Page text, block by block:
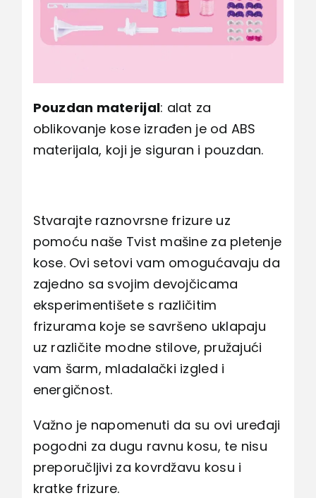
Pouzdan materijal: alat za
oblikovanje kose izrađen je od ABS
materijala, koji je siguran i pouzdan.
Stvarajte raznovrsne frizure uz
pomoću naše Tvist mašine za pletenje
kose. Ovi setovi vam omogućavaju da
zajedno sa svojim devojčicama
eksperimentišete s različitim
frizurama koje se savršeno uklapaju
uz različite modne stilove, pružajući
vam šarm, mladalački izgled i
energičnost.
Važno je napomenuti da su ovi uređaji
pogodni za dugu ravnu kosu, te nisu
preporučljivi za kovrdžavu kosu i
kratke frizure.